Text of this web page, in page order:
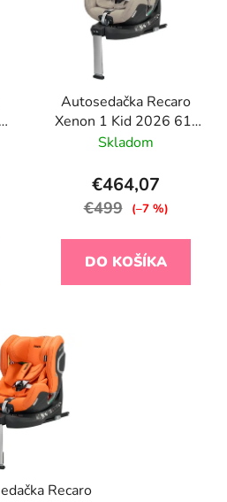
Autosedačka Recaro
Xenon 1 Kid 2026 61-
125cm Elegant Beige
Skladom
€464,07
€499 (–7 %)
DO KOŠÍKA
Recaro